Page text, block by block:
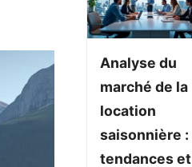
Analyse du
marché de la
location
saisonnière :
tendances et